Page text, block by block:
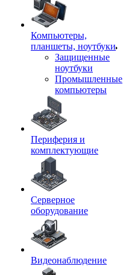
Компьютеры,
планшеты, ноутбуки
Защищенные
ноутбуки
Промышленные
компьютеры
Периферия и
комплектующие
Серверное
оборудование
Видеонаблюдение